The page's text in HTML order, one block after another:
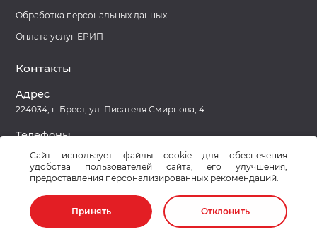
Обработка персональных данных
Оплата услуг ЕРИП
Контакты
Адрес
224034, г. Брест, ул. Писателя Смирнова, 4
Телефоны
8 (0162) 27-78-39 Приемная
©Copyright OAO «Брестский мясокомбинат», 2014-2026
Сайт использует файлы cookie для обеспечения
удобства пользователей сайта, его улучшения,
предоставления персонализированных рекомендаций.
Принять Отклонить